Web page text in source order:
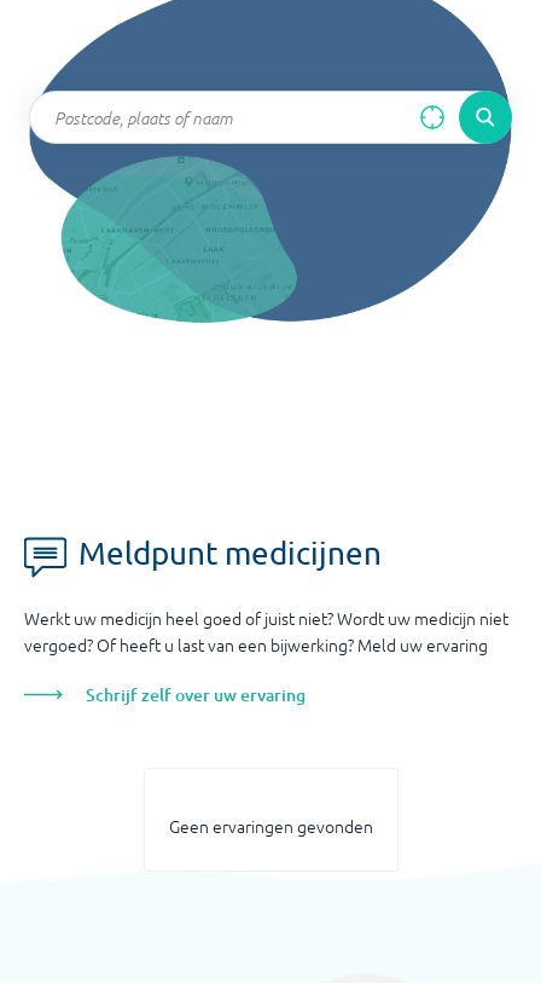
Meldpunt medicijnen
Werkt uw medicijn heel goed of juist niet? Wordt uw medicijn niet
vergoed? Of heeft u last van een bijwerking? Meld uw ervaring
Schrijf zelf over uw ervaring
Geen ervaringen gevonden